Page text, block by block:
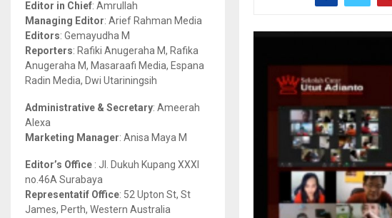
r
:
R
H
Editor in Chief: Amrullah
Managing Editor: Arief Rahman Media
Editors: Gemayudha M
Reporters: Rafiki Anugeraha M, Rafika
Anugeraha M, Masaraafi Media, Espana
Radin Media, Dwi Utariningsih
Administrative & Secretary: Ameerah
Alexa
Marketing Manager: Anisa Maya M
Editor’s Office : Jl. Dukuh Kupang XXXI
no.46A Surabaya
Representatif Office: 52 Upton St, St
James, Perth, Western Australia